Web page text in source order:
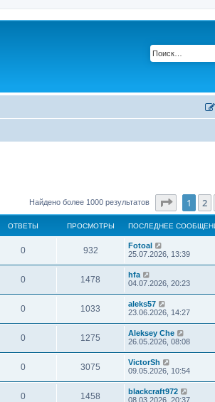
Найдено более 1000 результатов 1 2
ОТВЕТЫ ПРОСМОТРЫ ПОСЛЕДНЕЕ
0 932
Fotoal
25.07.2026, 13:39
0 1478
hfa
04.07.2026, 20:23
0 1033
aleks57
23.06.2026, 14:27
0 1275
Aleksey Che
26.05.2026, 08:08
0 3075
VictorSh
09.05.2026, 10:54
0 1458
blackcraft972
08.03.2026, 20:37